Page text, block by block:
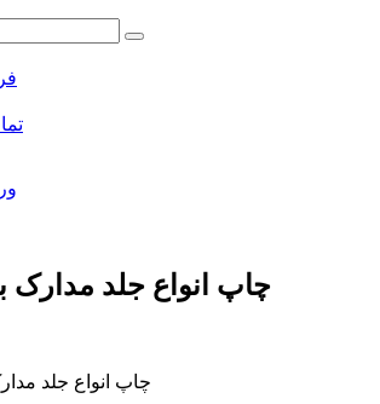
چاپ انواع جلد
چاپ انواع جلد